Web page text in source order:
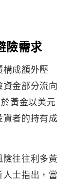
險需求
成額外壓
金部分流向
黃金以美元
者的持有成
往往利多黃
士指出，當